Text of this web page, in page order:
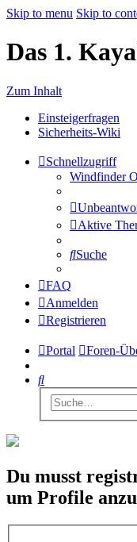
Skip to menu Skip to
Das 1.
Zum Inhalt
Einsteigerfragen
Sicherheits-Wiki
Schnellzugriff
Windfinder
Aktive
Suche
FAQ
Anmelden
Registrieren
Portal Foren-
Suche
Du musst
um Profile